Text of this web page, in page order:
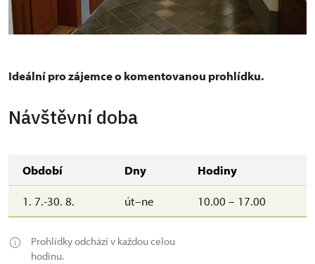
Ideální pro zájemce o komentovanou prohlídku.
Návštěvní doba
Období Dny Hodiny
1. 7.-30. 8. út–ne 10.00 – 17.00
Prohlídky odchází v každou celou
hodinu.